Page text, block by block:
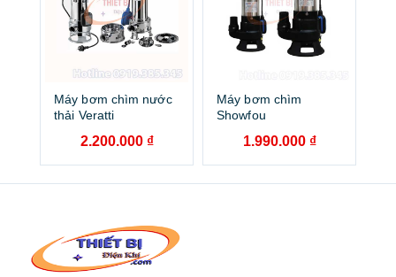
Máy bơm chìm nước
thải Veratti
2.200.000 ₫
Máy bơm chìm
Showfou
1.990.000 ₫